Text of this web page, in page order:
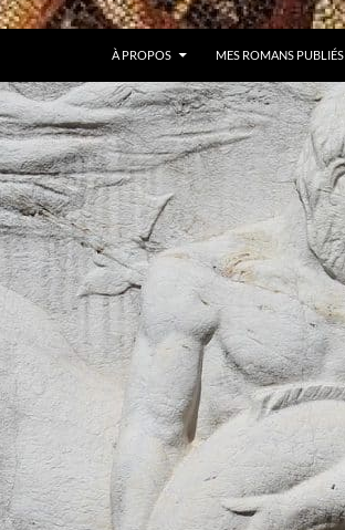
À PROPOS MES ROMANS PUBLIÉS